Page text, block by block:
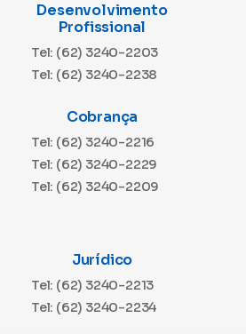
Desenvolvimento
Profissional
Tel: (62) 3240-2203
Tel: (62) 3240-2238
Cobrança
Tel: (62) 3240-2216
Tel: (62) 3240-2229
Tel: (62) 3240-2209
Jurídico
Tel: (62) 3240-2213
Tel: (62) 3240-2234